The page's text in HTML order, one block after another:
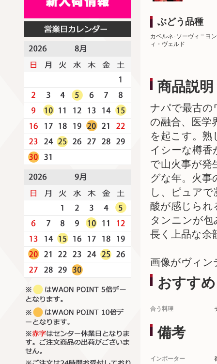
ぶどう品種
カベルネ･ソーヴィニヨ
ィ・ヴェルド
商品説明
ナパで最古の
の融合、医学
を起こす。
イシーな樽香
で山火事が発
グな年。火事
し、ピュア
酸が感じられ
タンニンが
長く上品な余
画像がヴィン
おすすめ
合う料理
備考
インポーター